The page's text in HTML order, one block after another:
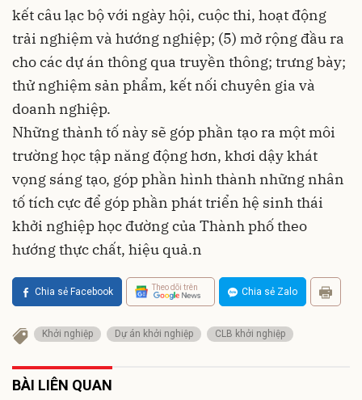
kết câu lạc bộ với ngày hội, cuộc thi, hoạt động
trải nghiệm và hướng nghiệp; (5) mở rộng đầu ra
cho các dự án thông qua truyền thông; trưng bày;
thử nghiệm sản phẩm, kết nối chuyên gia và
doanh nghiệp.
Những thành tố này sẽ góp phần tạo ra một môi
trường học tập năng động hơn, khơi dậy khát
vọng sáng tạo, góp phần hình thành những nhân
tố tích cực để góp phần phát triển hệ sinh thái
khởi nghiệp học đường của Thành phố theo
hướng thực chất, hiệu quả.n
Chia sẻ Facebook Theo dõi trên Chia sẻ Zalo
Khởi nghiệp Dự án khởi nghiệp CLB khởi nghiệp
BÀI LIÊN QUAN